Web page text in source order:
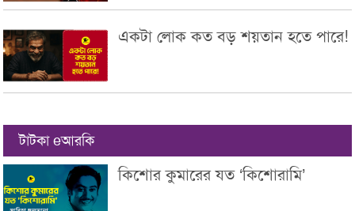
একটা লোক কত বড় শয়তান হতে পারে!
টাটকা eআরকি
কিশোর কুমারের যত ‘কিশোরামি’